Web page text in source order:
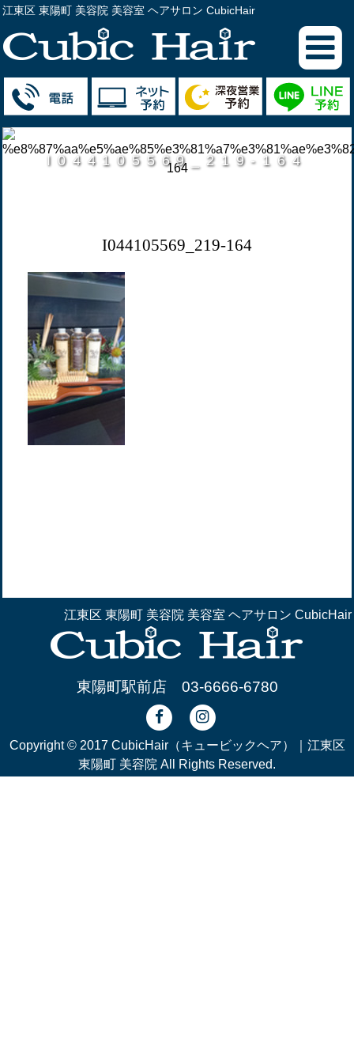
江東区 東陽町 美容院 美容室 ヘアサロン CubicHair
I044105569_219-164
I044105569_219-164
江東区 東陽町 美容院 美容室 ヘアサロン CubicHair
東陽町駅前店 03-6666-6780
Copyright © 2017 CubicHair（キュービックヘア）｜江東区
東陽町 美容院 All Rights Reserved.